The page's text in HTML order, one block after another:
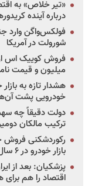
«تیر خلاص» به
درباره آینده
فولکس‌واگن وارد
شورولت در آمریکا
میلیون و قیمت
هشدار تازه به
خودرویی پشت
دولت دقیقاً چه
ترکیب مالکان
رکوردشکنی فروش
بازار خودرو در ۶ سال اخیر
پزشکیان: بعد از
اقتصاد را هم